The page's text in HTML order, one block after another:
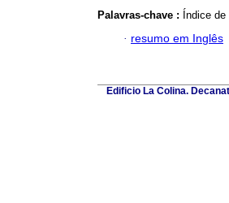
Palavras-chave : Índice
· resumo em Inglês
Edificio La Colina.